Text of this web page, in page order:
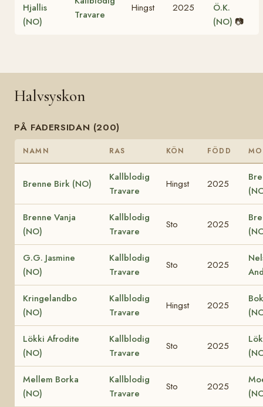
Hjallis
(NO)
Travare
Hingst 2025
Ö.K.
(NO) 📷
Halvsyskon
PÅ FADERSIDAN (200)
NAMN RAS KÖN FÖDD
Brenne Birk (NO)
Kallblodig
Travare
Hingst 2025
Brenne Vanja
(NO)
Kallblodig
Travare
Sto 2025
G.G. Jasmine
(NO)
Kallblodig
Travare
Sto 2025
Kringelandbo
(NO)
Kallblodig
Travare
Hingst 2025
Lökki Afrodite
(NO)
Kallblodig
Travare
Sto 2025
Mellem Borka
(NO)
Kallblodig
Travare
Sto 2025